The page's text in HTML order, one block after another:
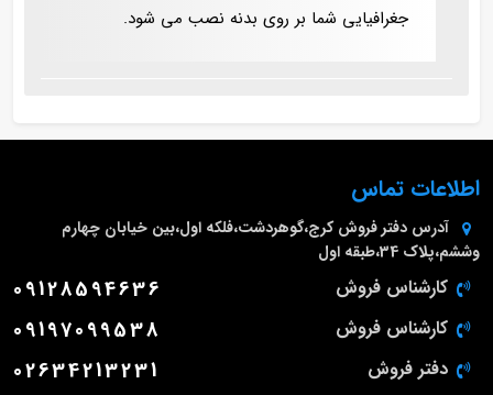
جغرافیایی شما بر روی بدنه نصب می شود.
اطلاعات تماس
آدرس دفتر فروش کرج،گوهردشت،فلکه اول،بین خیابان چهارم
وششم،پلاک 34،طبقه اول
کارشناس فروش 09128594636
کارشناس فروش 09197099538
دفتر فروش 02634213231